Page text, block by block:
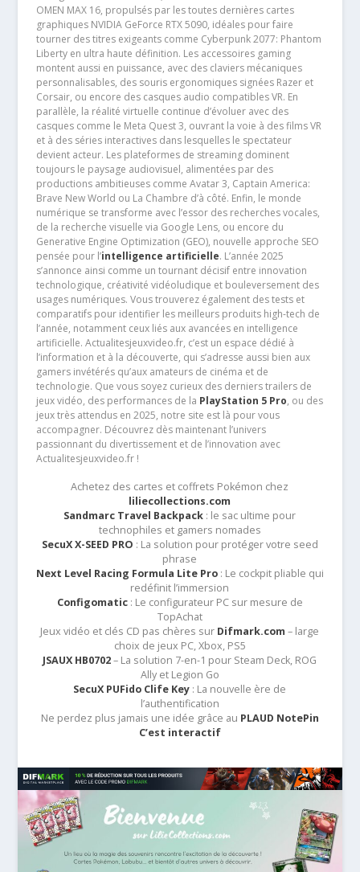
OMEN MAX 16, propulsés par les toutes dernières cartes
graphiques NVIDIA GeForce RTX 5090, idéales pour faire
tourner des titres exigeants comme Cyberpunk 2077: Phantom
Liberty en ultra haute définition. Les accessoires gaming
montent aussi en puissance, avec des claviers mécaniques
personnalisables, des souris ergonomiques signées Razer et
Corsair, ou encore des casques audio compatibles VR. En
parallèle, la réalité virtuelle continue d’évoluer avec des
casques comme le Meta Quest 3, ouvrant la voie à des films VR
et à des séries interactives dans lesquelles le spectateur
devient acteur. Les plateformes de streaming dominent
toujours le paysage audiovisuel, alimentées par des
productions ambitieuses comme Avatar 3, Captain America:
Brave New World ou La Chambre d’à côté. Enfin, le monde
numérique se transforme avec l’essor des recherches vocales,
de la recherche visuelle via Google Lens, ou encore du
Generative Engine Optimization (GEO), nouvelle approche SEO
pensée pour l’intelligence artificielle. L’année 2025
s’annonce ainsi comme un tournant décisif entre innovation
technologique, créativité vidéoludique et bouleversement des
usages numériques. Vous trouverez également des tests et
comparatifs pour identifier les meilleurs produits high-tech de
l’année, notamment ceux liés aux avancées en intelligence
artificielle. Actualitesjeuxvideo.fr, c’est un espace dédié à
l’information et à la découverte, qui s’adresse aussi bien aux
gamers invétérés qu’aux amateurs de cinéma et de
technologie. Que vous soyez curieux des derniers trailers de
jeux vidéo, des performances de la PlayStation 5 Pro, ou des
jeux très attendus en 2025, notre site est là pour vous
accompagner. Découvrez dès maintenant l’univers
passionnant du divertissement et de l’innovation avec
Actualitesjeuxvideo.fr !
Achetez des cartes et coffrets Pokémon chez
liliecollections.com
Sandmarc Travel Backpack : le sac ultime pour
technophiles et gamers nomades
SecuX X-SEED PRO : La solution pour protéger votre seed
phrase
Next Level Racing Formula Lite Pro: Le cockpit pliable qui
redéfinit l’immersion
Configomatic: Le configurateur PC sur mesure de
TopAchat
Jeux vidéo et clés CD pas chères sur Difmark.com – large
choix de jeux PC, Xbox, PS5
JSAUX HB0702– La solution 7-en-1 pour Steam Deck, ROG
Ally et Legion Go
SecuX PUFido Clife Key : La nouvelle ère de
l’authentification
Ne perdez plus jamais une idée grâce au PLAUD NotePin
C’est interactif